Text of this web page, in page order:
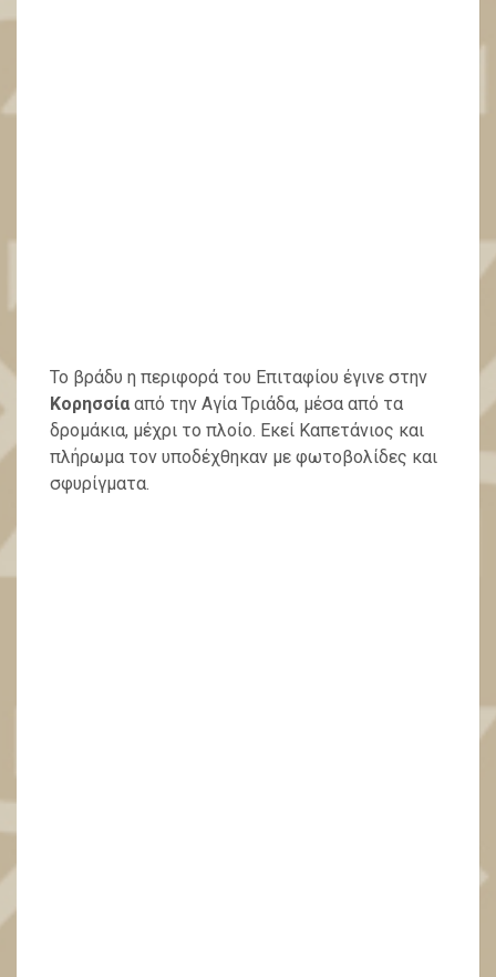
Το βράδυ η περιφορά του Επιταφίου έγινε στην
Κορησσία από την Αγία Τριάδα, μέσα από τα
δρομάκια, μέχρι το πλοίο. Εκεί Καπετάνιος και
πλήρωμα τον υποδέχθηκαν με φωτοβολίδες και
σφυρίγματα.